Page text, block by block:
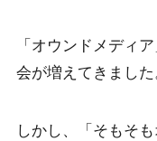
「オウンドメディ
会が増えてきました
しかし、「そもそ